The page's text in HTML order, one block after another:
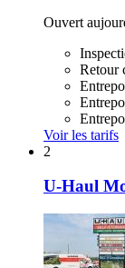
Ouvert
Retour
Voir les tarifs
2
U-Haul